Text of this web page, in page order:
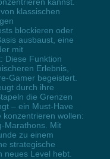
klassischen
blockieren oder
ausbaust, eine
mit
Diese Funktion
Erlebnis,
Gamer begeistert.
durch ihre
die Grenzen
– ein Must-Have
konzentrieren wollen:
Marathons. Mit
zu einem
strategische
neues Level hebt.